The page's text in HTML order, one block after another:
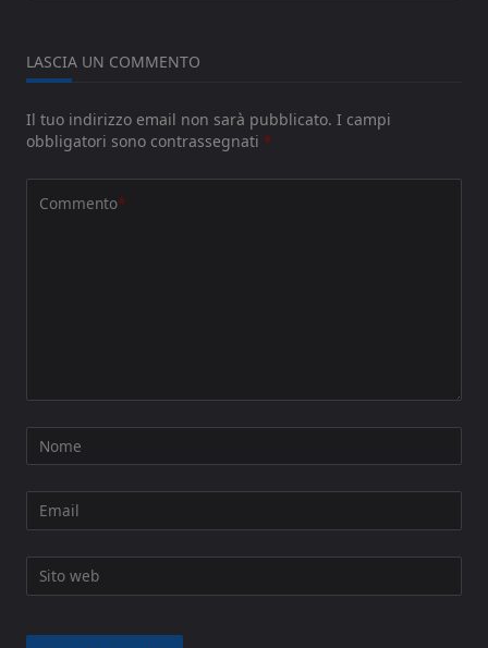
LASCIA UN COMMENTO
Il tuo indirizzo email non sarà pubblicato. I campi
obbligatori sono contrassegnati *
Commento*
Nome
Email
Sito web